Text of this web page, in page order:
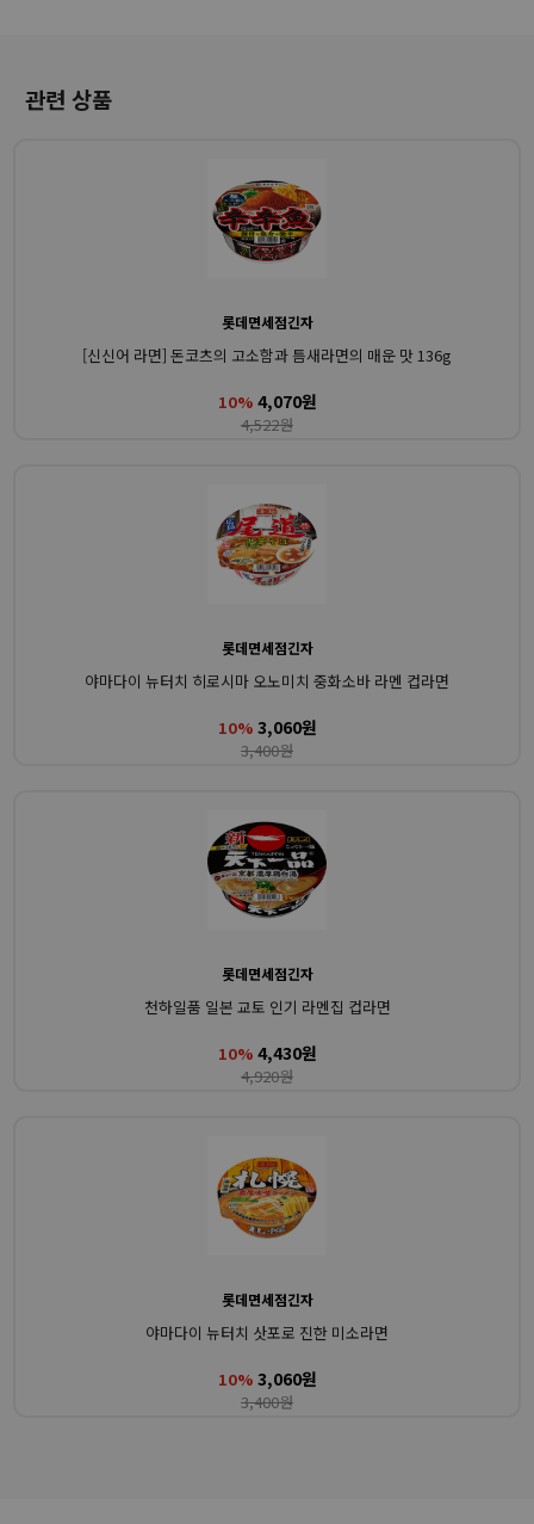
관련 상품
롯데면세점긴자
[신신어 라면] 돈코츠의 고소함과 틈새라면의 매운 맛 136g
10% 4,070원
4,522원
롯데면세점긴자
야마다이 뉴터치 히로시마 오노미치 중화소바 라멘 컵라면
10% 3,060원
3,400원
롯데면세점긴자
천하일품 일본 교토 인기 라멘집 컵라면
10% 4,430원
4,920원
롯데면세점긴자
야마다이 뉴터치 삿포로 진한 미소라면
10% 3,060원
3,400원